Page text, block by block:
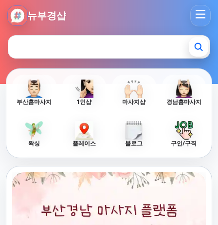
뉴부경샵
뉴부경샵 - 부산 마사지 사이트 부산마사지 부산홈타이 부산출
부산홈마사지 1인샵 마사지샵 경남홈마사지
왁싱 플레이스 블로그 구인/구직